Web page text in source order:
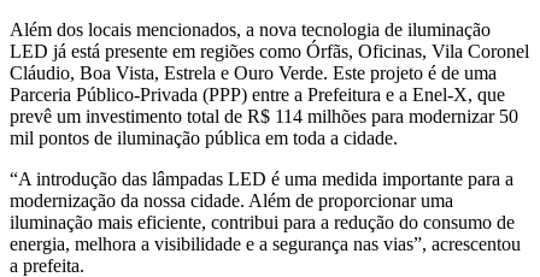
Além dos locais mencionados, a nova tecnologia de iluminação
LED já está presente em regiões como Órfãs, Oficinas, Vila Coronel
Cláudio, Boa Vista, Estrela e Ouro Verde. Este projeto é de uma
Parceria Público-Privada (PPP) entre a Prefeitura e a Enel-X, que
prevê um investimento total de R$ 114 milhões para modernizar 50
mil pontos de iluminação pública em toda a cidade.
“A introdução das lâmpadas LED é uma medida importante para a
modernização da nossa cidade. Além de proporcionar uma
iluminação mais eficiente, contribui para a redução do consumo de
energia, melhora a visibilidade e a segurança nas vias”, acrescentou
a prefeita.